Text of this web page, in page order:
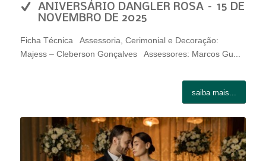
ANIVERSÁRIO DANGLER ROSA – 15 DE
NOVEMBRO DE 2025
Ficha Técnica Assessoria, Cerimonial e Decoração:
Majess – Cleberson Gonçalves Assessores: Marcos Gu...
saiba mais...